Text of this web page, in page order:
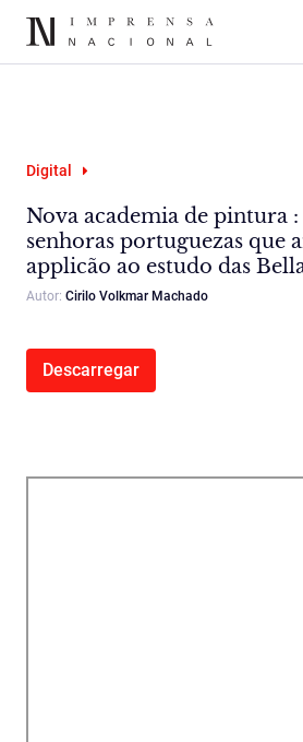
Digital
Nova academia de pintura :
senhoras portuguezas que
applicão ao estudo das
Autor: Cirilo Volkmar Machado
Descarregar